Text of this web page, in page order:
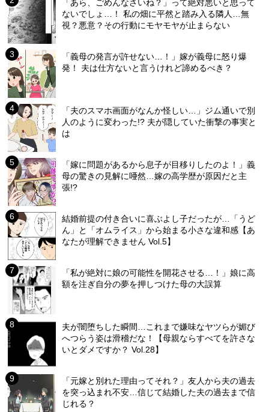
「あら、ごめんなさいね？」って絶対悪いと思って
ないでしょ…！ 私の畑に平然と踏み入る隣人…無
視？悪意？その行動にモヤモヤが止まらない
「義母の発言が許せない…！」嫁が義母に怒り爆
発！ 夫は仕方ないと言うけれど諦めるべき？
「夫のスマホ画面がなんか怪しい…」ジム通いで別
人のように変わった!? 夫が隠していた衝撃の事実と
は
「嫁に問題があるから息子が目移りしたのよ！」義
母の驚きの見解に唖然…嫁の高学歴が原因だと主
張!?
結婚前提の付き合いに喜ぶよし子だったが…「うど
ん」と「オムライス」から始まる小さな違和感【あ
なたが理解できません Vol.5】
「私が絶対に娘の可能性を開花させる…！」娘に高
額を注ぎ自分の夢を押しつけた母の大誤算
夫が闇堕ちした瞬間…これまで嫌味なヤツらが媚び
へつらう姿は滑稽だな！【母親ならすべてを許さな
いとダメですか？ Vol.28】
「元嫁と別れた理由ってそれ？」友人から夫の過去
を突っ込まれ不安…信じて結婚した夫の過去まで信
じれる？